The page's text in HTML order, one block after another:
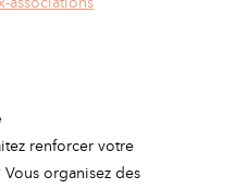
renforcer votre
organisez des